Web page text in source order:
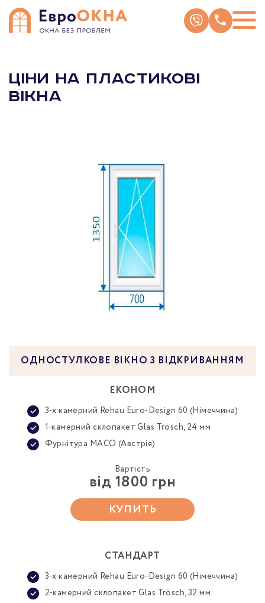
Skip
content
Ціни на пластикові
вікна
ОДНОСТУЛКОВЕ ВІКНО З ВІДКРИВАННЯМ
ЕКОНОМ
3-х камерний Rehau Euro-Design 60 (Німеччина)
1-камерний склопакет Glas Trösch, 24 мм
Фурнітура MACO (Австрія)
Вартість
від 1800 грн
КУПИТЬ
СТАНДАРТ
3-х камерний Rehau Euro-Design 60 (Німеччина)
2-камерний склопакет Glas Trösch, 32 мм